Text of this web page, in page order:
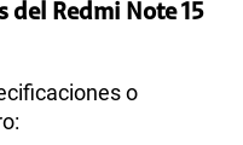
del Redmi Note 15
o